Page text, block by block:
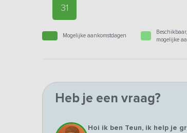
31
Mogelijke aankomstdagen
mogelijke
Heb je een vraag?
Hoi ik ben Teun, ik help je